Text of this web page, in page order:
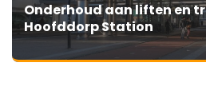
Onderhoud aan liften en
Hoofddorp Station